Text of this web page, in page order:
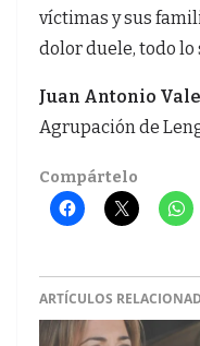
víctimas y sus
dolor duele, todo lo
Juan Antonio
Agrupación de
Compártelo
ARTÍCULOS